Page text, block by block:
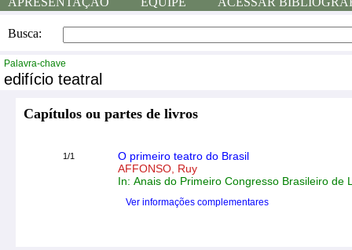
Busca:
Palavra-chave
edifício teatral
Capítulos ou partes de livros
1/1
O primeiro teatro do Brasil
AFFONSO, Ruy
In: Anais do Primeiro Congresso Brasileiro de
Ver informações complementares